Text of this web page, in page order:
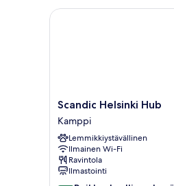
Scandic
Helsinki
Hub
Kamppi
Scandic Helsinki Hub
Kamppi
Lemmikkiystävällinen
Ilmainen Wi-Fi
Ravintola
Ilmastointi
Scandic Helsinki Hub